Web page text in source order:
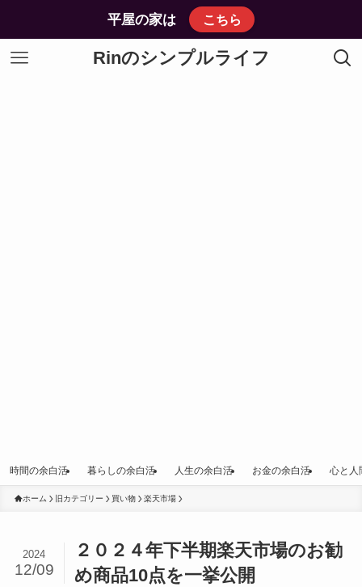
平屋の家は こちら
Rinのシンプルライフ
時間の余白活 暮らしの余白活 人生の余白活 お金の余白活 心と人
ホーム 旧カテゴリー 買い物 楽天市場
２０２４年下半期楽天市場のお勧
め商品10点を一挙公開
2024
12/09